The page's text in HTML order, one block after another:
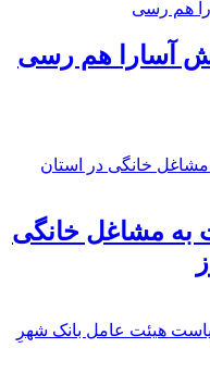
آسارا هم رسی
به مشاغل خانگی